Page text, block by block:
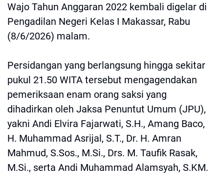
Wajo Tahun Anggaran 2022 kembali digelar di
Pengadilan Negeri Kelas I Makassar, Rabu
(8/6/2026) malam.
Persidangan yang berlangsung hingga sekitar
pukul 21.50 WITA tersebut mengagendakan
pemeriksaan enam orang saksi yang
dihadirkan oleh Jaksa Penuntut Umum (JPU),
yakni Andi Elvira Fajarwati, S.H., Amang Baco,
H. Muhammad Asrijal, S.T., Dr. H. Amran
Mahmud, S.Sos., M.Si., Drs. M. Taufik Rasak,
M.Si., serta Andi Muhammad Alamsyah, S.KM.